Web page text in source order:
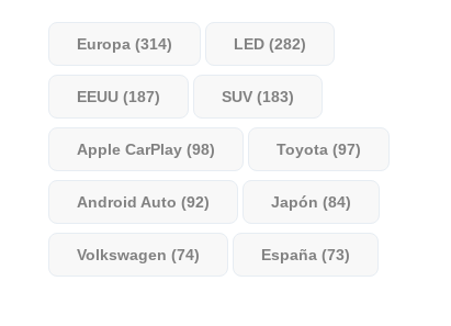
Europa (314) LED (282)
EEUU (187) SUV (183)
Apple CarPlay (98) Toyota (97)
Android Auto (92) Japón (84)
Volkswagen (74) España (73)